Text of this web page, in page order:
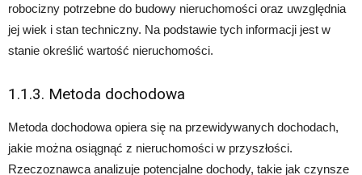
robocizny potrzebne do budowy nieruchomości oraz uwzględnia
jej wiek i stan techniczny. Na podstawie tych informacji jest w
stanie określić wartość nieruchomości.
1.1.3. Metoda dochodowa
Metoda dochodowa opiera się na przewidywanych dochodach,
jakie można osiągnąć z nieruchomości w przyszłości.
Rzeczoznawca analizuje potencjalne dochody, takie jak czynsze